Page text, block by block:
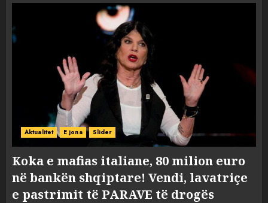
Aktualitet E jona Slider
Koka e mafias italiane, 80 milion euro
në bankën shqiptare! Vendi, lavatriçe
e pastrimit të PARAVE të drogës